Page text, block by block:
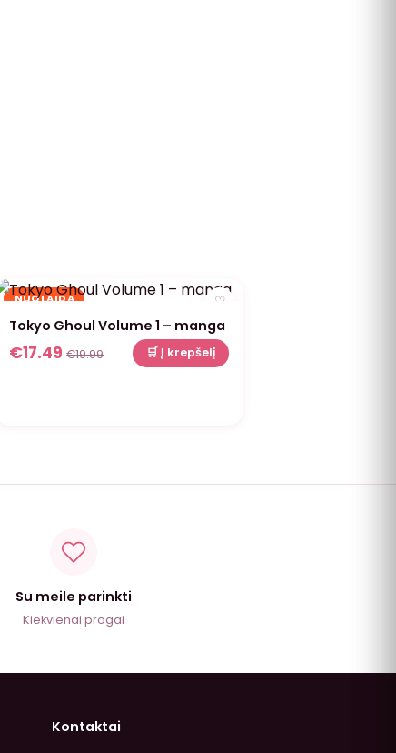
NUOLAIDA
♡
Tokyo Ghoul Volume 1 – manga
€17.49 €19.99 🛒 Į krepšelį
Su meile parinkti
Kiekvienai progai
Kontaktai